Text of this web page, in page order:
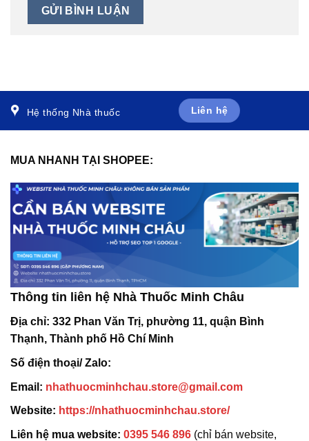
Hệ thống Nhà thuốc Liên hệ
MUA NHANH TẠI SHOPEE:
Thông tin liên hệ Nhà Thuốc Minh Châu
Địa chỉ: 332 Phan Văn Trị, phường 11, quận Bình
Thạnh, Thành phố Hồ Chí Minh
Số điện thoại/ Zalo:
Email: nhathuocminhchau.store@gmail.com
Website: https://nhathuocminhchau.store/
Liên hệ mua website: 0395 546 896 (chỉ bán website,